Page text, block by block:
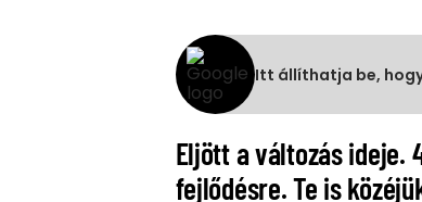
Itt állíthatja be,
Eljött a változás
fejlődésre. Te is